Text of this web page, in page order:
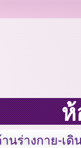
ห้
นร่างกาย-เดิ